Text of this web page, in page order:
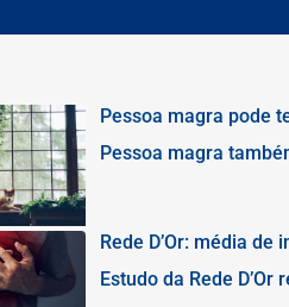
Pessoa magra pode
Pessoa magra
Rede D’Or: média de
Estudo da Rede